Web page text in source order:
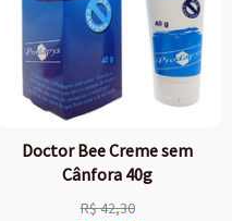
Doctor Bee Creme sem
Cânfora 40g
R$42,30